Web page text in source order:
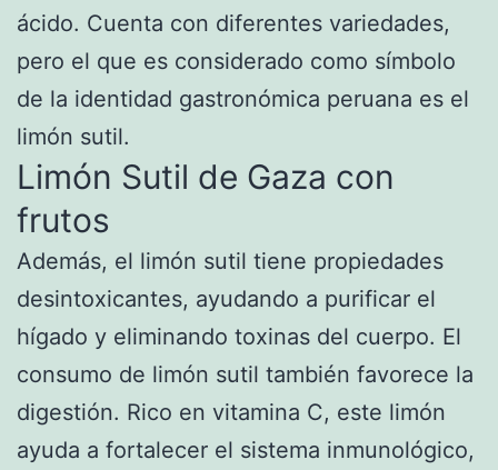
ácido. Cuenta con diferentes variedades,
pero el que es considerado como símbolo
de la identidad gastronómica peruana es el
limón sutil.
Limón Sutil de Gaza con
frutos
Además, el limón sutil tiene propiedades
desintoxicantes, ayudando a purificar el
hígado y eliminando toxinas del cuerpo. El
consumo de limón sutil también favorece la
digestión. Rico en vitamina C, este limón
ayuda a fortalecer el sistema inmunológico,